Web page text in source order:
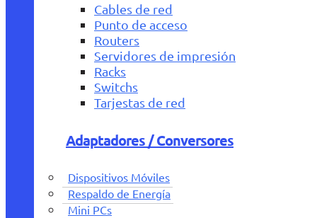
Cables de red
Punto de acceso
Routers
Servidores de impresión
Racks
Switchs
Tarjestas de red
Adaptadores / Conversores
Dispositivos Móviles
Respaldo de Energía
Mini PCs